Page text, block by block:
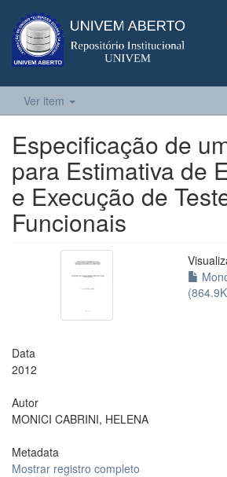
Ver item
Especificação de
para Estimativa de
e Execução de
Funcionais
Data
2012
Autor
MONICI CABRINI, HELENA
Metadata
Mostrar registro completo